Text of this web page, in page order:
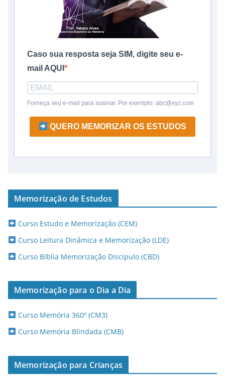
Caso sua resposta seja SIM, digite seu e-
mail AQUI
Forneça seu e-mail para assinar. Por exemplo: abc@xyz.com
QUERO MEMORIZAR OS ESTUDOS
Memorização de Estudos
Curso Estudo e Memorização (CEM)
Curso Leitura Dinâmica e Memorização (LDE)
Curso Bíblia Memorização Discípulo (CBD)
Memorização para o Dia a Dia
Curso Memória 360º (CM3)
Curso Memória Blindada (CMB)
Memorização para Crianças